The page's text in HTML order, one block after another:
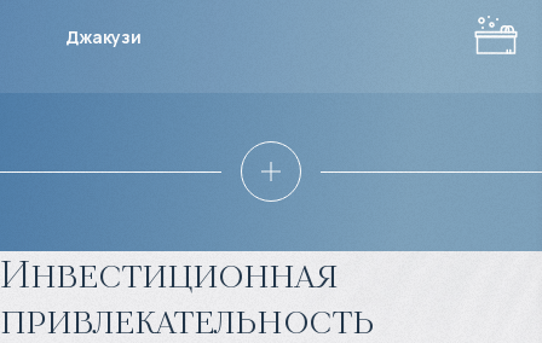
Джакузи
Инвестиционная
привлекательность